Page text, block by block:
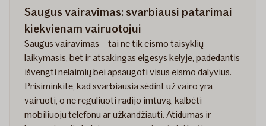
Saugus vairavimas: svarbiausi patarimai
kiekvienam vairuotojui
Saugus vairavimas – tai ne tik eismo taisyklių
laikymasis, bet ir atsakingas elgesys kelyje, padedantis
išvengti nelaimių bei apsaugoti visus eismo dalyvius.
Prisiminkite, kad svarbiausia sėdint už vairo yra
vairuoti, o ne reguliuoti radijo imtuvą, kalbėti
mobiliuoju telefonu ar užkandžiauti. Atidumas ir